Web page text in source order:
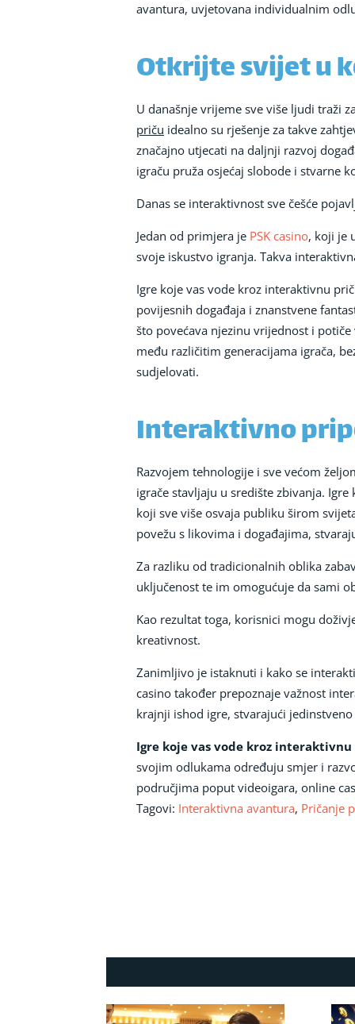
avantura, uvjetovana individualnim
Otkrijte svijet u
U današnje vrijeme sve više ljudi traži
priču idealno su rješenje za takve
značajno utjecati na daljnji razvoj
igraču pruža osjećaj slobode i stvarne
Danas se interaktivnost sve češće
Jedan od primjera je PSK casino, koji je
svoje iskustvo igranja. Takva
Igre koje vas vode kroz interaktivnu
povijesnih događaja i znanstvene
što povećava njezinu vrijednost i
među različitim generacijama igrača,
sudjelovati.
Interaktivno
Razvojem tehnologije i sve većom
igrače stavljaju u središte zbivanja.
koji sve više osvaja publiku širom
povežu s likovima i događajima,
Za razliku od tradicionalnih oblika
uključenost te im omogućuje da sami
Kao rezultat toga, korisnici mogu
kreativnost.
Zanimljivo je istaknuti i kako se
casino također prepoznaje važnost
krajnji ishod igre, stvarajući
Igre koje vas vode kroz
svojim odlukama određuju smjer i
područjima poput videoigara, online
Tagovi: Interaktivna avantura, Pričanje